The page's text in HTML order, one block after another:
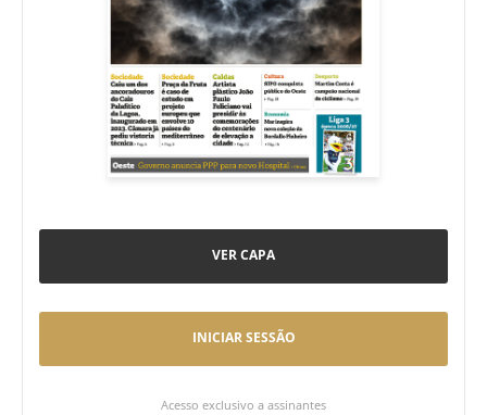
VER CAPA
INICIAR SESSÃO
Acesso exclusivo a assinantes